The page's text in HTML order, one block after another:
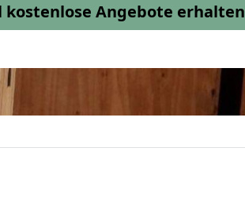
kostenlose Angebote erhalten